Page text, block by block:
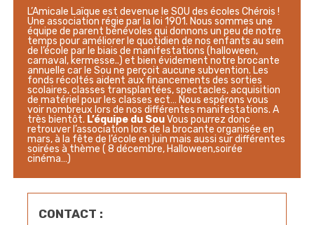
L’Amicale Laïque est devenue le SOU des écoles Chérois !
Une association régie par la loi 1901. Nous sommes une
équipe de parent bénévoles qui donnons un peu de notre
temps pour améliorer le quotidien de nos enfants au sein
de l’école par le biais de manifestations (halloween,
carnaval, kermesse..) et bien évidement notre brocante
annuelle car le Sou ne perçoit aucune subvention. Les
fonds récoltés aident aux financements des sorties
scolaires, classes transplantées, spectacles, acquisition
de matériel pour les classes ect… Nous espérons vous
voir nombreux lors de nos différentes manifestations. A
très bientôt. L’équipe du Sou Vous pourrez donc
retrouver l’association lors de la brocante organisée en
mars, à la fête de l’école en juin mais aussi sur différentes
soirées à thème ( 8 décembre, Halloween,soirée
cinéma…)
CONTACT :